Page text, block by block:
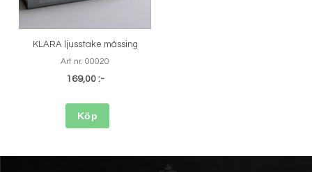
KLARA ljusstake mässing
Art nr. 00020
169,00 :-
Köp